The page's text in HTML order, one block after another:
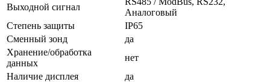
Выходной сигнал
Аналоговый
Степень защиты
IP65
Сменный зонд
да
Хранение/обработка
данных
нет
Наличие дисплея
да